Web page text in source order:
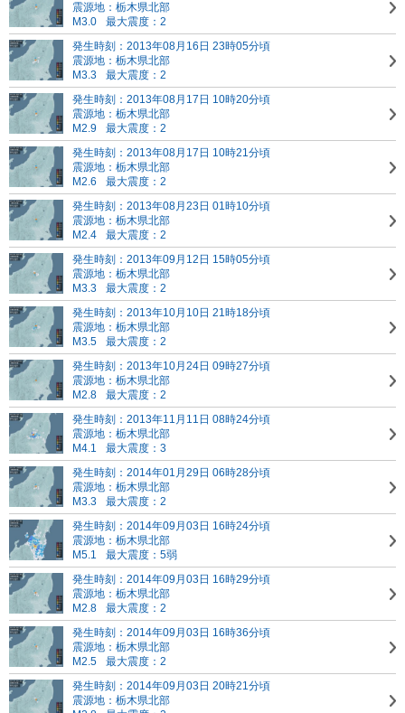
震源地：栃木県北部
M3.0
最大震度：2
発生時刻：2013年08月16日 23時05分頃
震源地：栃木県北部
M3.3
最大震度：2
発生時刻：2013年08月17日 10時20分頃
震源地：栃木県北部
M2.9
最大震度：2
発生時刻：2013年08月17日 10時21分頃
震源地：栃木県北部
M2.6
最大震度：2
発生時刻：2013年08月23日 01時10分頃
震源地：栃木県北部
M2.4
最大震度：2
発生時刻：2013年09月12日 15時05分頃
震源地：栃木県北部
M3.3
最大震度：2
発生時刻：2013年10月10日 21時18分頃
震源地：栃木県北部
M3.5
最大震度：2
発生時刻：2013年10月24日 09時27分頃
震源地：栃木県北部
M2.8
最大震度：2
発生時刻：2013年11月11日 08時24分頃
震源地：栃木県北部
M4.1
最大震度：3
発生時刻：2014年01月29日 06時28分頃
震源地：栃木県北部
M3.3
最大震度：2
発生時刻：2014年09月03日 16時24分頃
震源地：栃木県北部
M5.1
最大震度：5弱
発生時刻：2014年09月03日 16時29分頃
震源地：栃木県北部
M2.8
最大震度：2
発生時刻：2014年09月03日 16時36分頃
震源地：栃木県北部
M2.5
最大震度：2
発生時刻：2014年09月03日 20時21分頃
震源地：栃木県北部